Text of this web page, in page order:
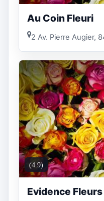
Au Coin Fleuri
2 Av. Pierre Augier,
(4.9)
Evidence